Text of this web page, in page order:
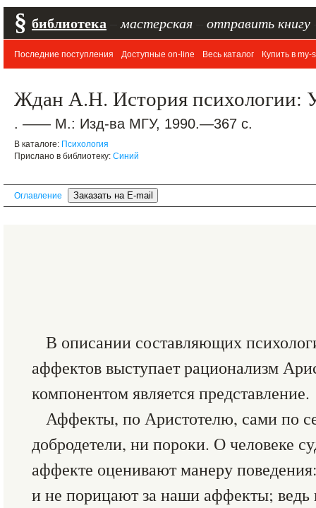
§ библиотека мастерская отправить книгу
Последние поступления Доступные on-line Весь каталог Купить в my-
Ждан А.Н. История психологии:
. —— М.: Изд-ва МГУ, 1990.—367 с.
В каталоге: Психология
Прислано в библиотеку: Синий
Оглавление
В описании составляющих
аффектов выступает рационализм
компонентом является представление.
Аффекты, по Аристотелю, сами по
добродетели, ни пороки. О человеке
аффекте оценивают манеру
и не порицают за наши аффекты; ведь